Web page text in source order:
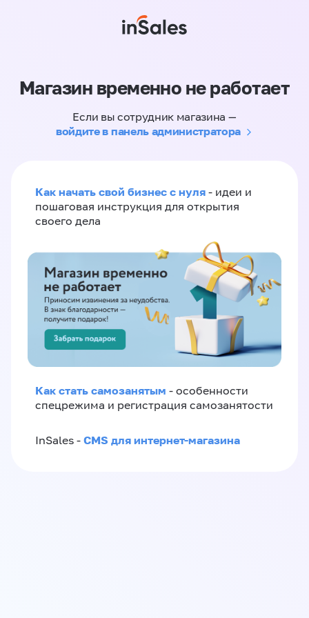
Магазин временно не работает
Если вы сотрудник магазина —
войдите в панель администратора
Как начать свой бизнес с нуля - идеи и
пошаговая инструкция для открытия
своего дела
Как стать самозанятым - особенности
спецрежима и регистрация самозанятости
InSales - CMS для интернет-магазина